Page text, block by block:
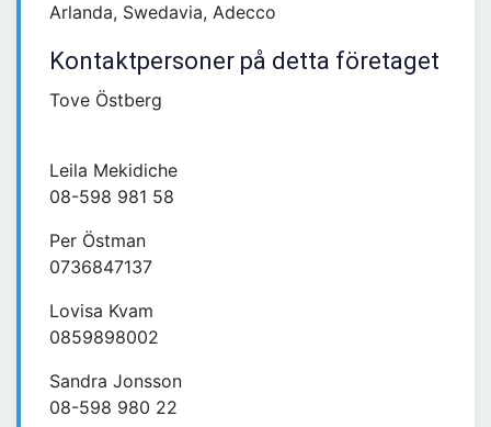
Arlanda, Swedavia, Adecco
Kontaktpersoner på detta företaget
Tove Östberg
Leila Mekidiche
08-598 981 58
Per Östman
0736847137
Lovisa Kvam
0859898002
Sandra Jonsson
08-598 980 22